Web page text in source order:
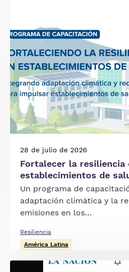
28 de julio de 2026
Fortalecer la resiliencia
establecimientos de
Un programa de
adaptación climática y la
emisiones en los…
Resiliencia
América Latina